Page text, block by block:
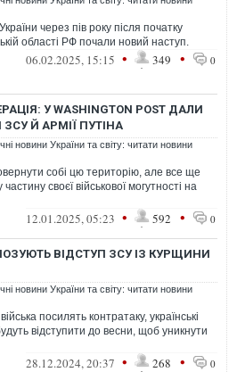
через пів року після початку
області РФ почали новий наступ.
06.02.2025, 15:15 • 349 • 0
У WASHINGTON POST ДАЛИ
Й АРМІЇ ПУТІНА
новини України та світу: читати новини
собі цю територію, але все ще
частину своєї військової могутності на
12.01.2025, 05:23 • 592 • 0
ВІДСТУП ЗСУ ІЗ КУРЩИНИ
новини України та світу: читати новини
посилять контратаку, українські
відступити до весни, щоб уникнути
28.12.2024, 20:37 • 268 • 0